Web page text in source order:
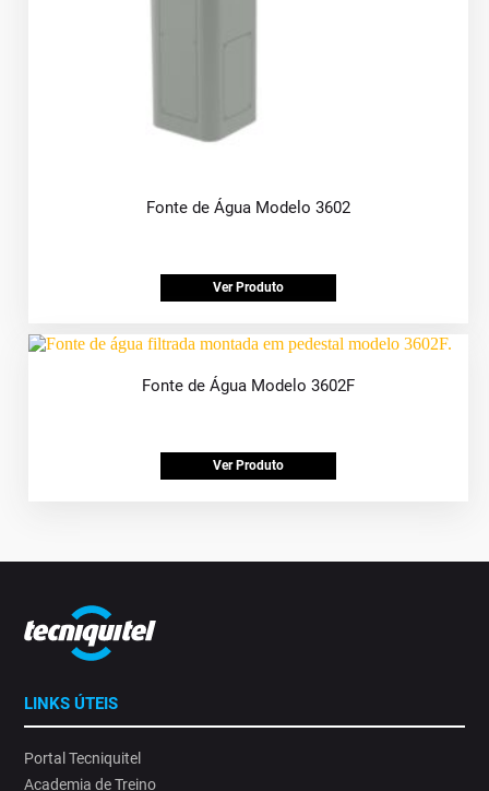
Fonte de Água Modelo 3602
Ver Produto
Fonte de Água Modelo 3602F
Ver Produto
LINKS ÚTEIS
Portal Tecniquitel
Academia de Treino